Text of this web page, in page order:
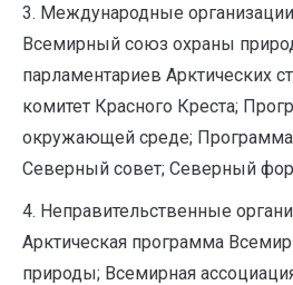
3. Международные
Всемирный союз охраны
парламентариев Арктических
комитет Красного Креста;
окружающей среде;
Северный совет; Северный
4. Неправительственные
Арктическая программа
природы; Всемирная